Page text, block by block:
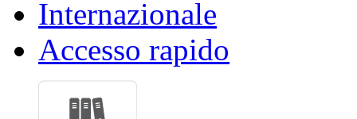
Internazionale
Accesso rapido